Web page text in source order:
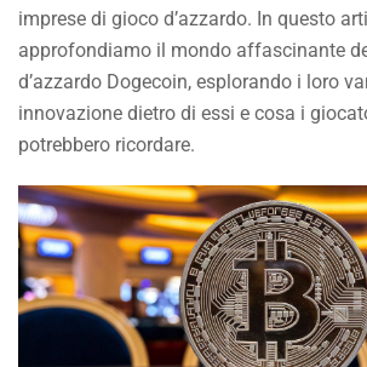
imprese di gioco d’azzardo. In questo
approfondiamo il mondo affascinante
d’azzardo Dogecoin, esplorando i loro
innovazione dietro di essi e cosa i
potrebbero ricordare.